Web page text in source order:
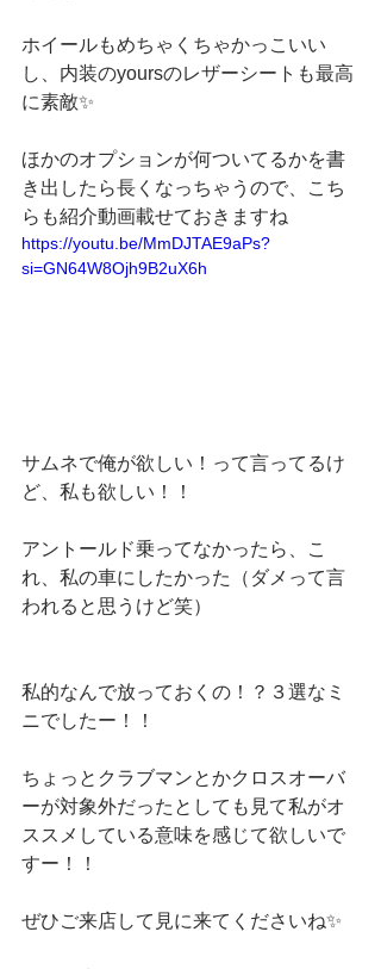
ホイールもめちゃくちゃかっこいい
し、内装のyoursのレザーシートも最高
に素敵✨
ほかのオプションが何ついてるかを書
き出したら長くなっちゃうので、こち
らも紹介動画載せておきますね
https://youtu.be/MmDJTAE9aPs?
si=GN64W8Ojh9B2uX6h
サムネで俺が欲しい！って言ってるけ
ど、私も欲しい！！
アントールド乗ってなかったら、こ
れ、私の車にしたかった（ダメって言
われると思うけど笑）
私的なんで放っておくの！？３選なミ
ニでしたー！！
ちょっとクラブマンとかクロスオーバ
ーが対象外だったとしても見て私がオ
ススメしている意味を感じて欲しいで
すー！！
ぜひご来店して見に来てくださいね✨